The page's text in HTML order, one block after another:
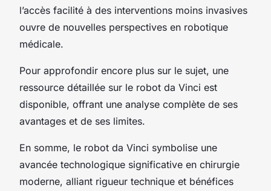
l’accès facilité à des interventions moins invasives
ouvre de nouvelles perspectives en robotique
médicale.
Pour approfondir encore plus sur le sujet, une
ressource détaillée sur le robot da Vinci est
disponible, offrant une analyse complète de ses
avantages et de ses limites.
En somme, le robot da Vinci symbolise une
avancée technologique significative en chirurgie
moderne, alliant rigueur technique et bénéfices